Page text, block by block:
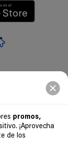
promos,
¡Aprovecha
de los
Suscribir